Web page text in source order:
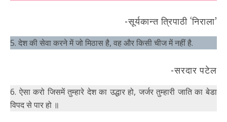
-सूर्यकान्त त्रिपाठी ‘निराला’
5. देश की सेवा करने में जो मिठास है, वह और किसी चीज में नहीं है.
-सरदार पटेल
6. ऐसा करो जिसमें तुम्हारे देश का उद्धार हो, जर्जर तुम्हारी जाति का बेडा
विपद से पार हो ॥